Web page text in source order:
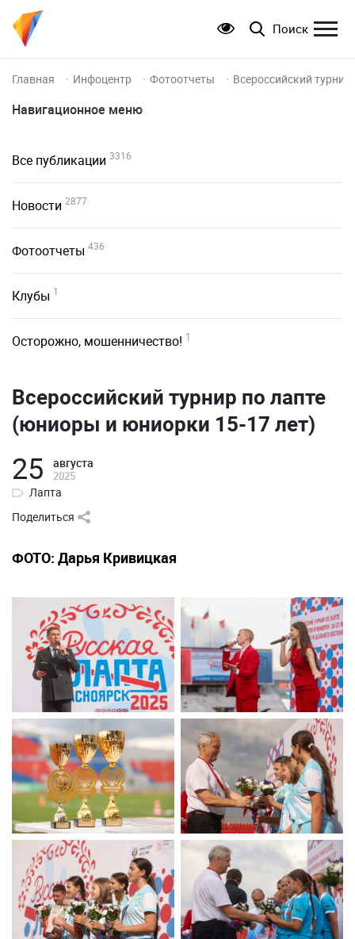
Поиск
Главная Инфоцентр Фотоотчеты Всероссийский
Навигационное меню
Все публикации 3316
Новости 2877
Фотоотчеты 436
Клубы 1
Осторожно, мошенничество! 1
Всероссийский турнир по лапте
(юниоры и юниорки 15-17 лет)
25 августа
2025
Лапта
Поделиться
ФОТО: Дарья Кривицкая